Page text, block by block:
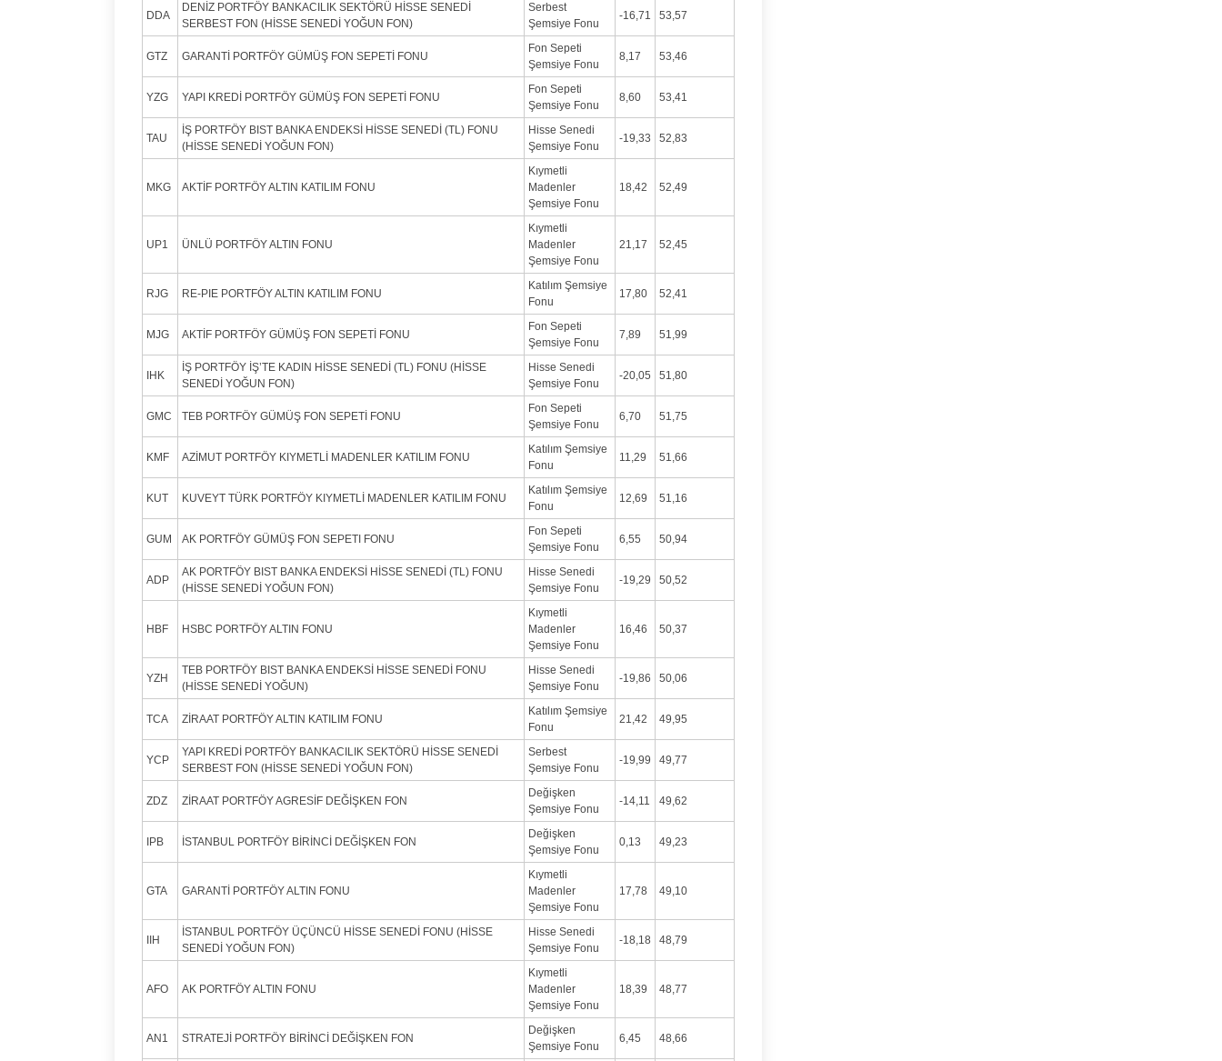
DDA
DENİZ PORTFÖY BANKACILIK SEKTÖRÜ HİSSE SENEDİ
SERBEST FON (HİSSE SENEDİ YOĞUN FON)
Serbest
Şemsiye Fonu
-16,71 53,57
GTZ GARANTİ PORTFÖY GÜMÜŞ FON SEPETİ FONU
Fon Sepeti
Şemsiye Fonu
8,17 53,46
YZG YAPI KREDİ PORTFÖY GÜMÜŞ FON SEPETİ FONU
Fon Sepeti
Şemsiye Fonu
8,60 53,41
TAU
İŞ PORTFÖY BIST BANKA ENDEKSİ HİSSE SENEDİ (TL) FONU
(HİSSE SENEDİ YOĞUN FON)
Hisse Senedi
Şemsiye Fonu
-19,33 52,83
MKG AKTİF PORTFÖY ALTIN KATILIM FONU
Kıymetli
Madenler
Şemsiye Fonu
18,42 52,49
UP1 ÜNLÜ PORTFÖY ALTIN FONU
Kıymetli
Madenler
Şemsiye Fonu
21,17 52,45
RJG RE-PIE PORTFÖY ALTIN KATILIM FONU
Katılım Şemsiye
Fonu
17,80 52,41
MJG AKTİF PORTFÖY GÜMÜŞ FON SEPETİ FONU
Fon Sepeti
Şemsiye Fonu
7,89 51,99
IHK
İŞ PORTFÖY İŞ’TE KADIN HİSSE SENEDİ (TL) FONU (HİSSE
SENEDİ YOĞUN FON)
Hisse Senedi
Şemsiye Fonu
-20,05 51,80
GMC TEB PORTFÖY GÜMÜŞ FON SEPETİ FONU
Fon Sepeti
Şemsiye Fonu
6,70 51,75
KMF AZİMUT PORTFÖY KIYMETLİ MADENLER KATILIM FONU
Katılım Şemsiye
Fonu
11,29 51,66
KUT KUVEYT TÜRK PORTFÖY KIYMETLİ MADENLER KATILIM FONU
Katılım Şemsiye
Fonu
12,69 51,16
GUM AK PORTFÖY GÜMÜŞ FON SEPETI FONU
Fon Sepeti
Şemsiye Fonu
6,55 50,94
ADP
AK PORTFÖY BIST BANKA ENDEKSİ HİSSE SENEDİ (TL) FONU
(HİSSE SENEDİ YOĞUN FON)
Hisse Senedi
Şemsiye Fonu
-19,29 50,52
HBF HSBC PORTFÖY ALTIN FONU
Kıymetli
Madenler
Şemsiye Fonu
16,46 50,37
YZH
TEB PORTFÖY BIST BANKA ENDEKSİ HİSSE SENEDİ FONU
(HİSSE SENEDİ YOĞUN)
Hisse Senedi
Şemsiye Fonu
-19,86 50,06
TCA ZİRAAT PORTFÖY ALTIN KATILIM FONU
Katılım Şemsiye
Fonu
21,42 49,95
YCP
YAPI KREDİ PORTFÖY BANKACILIK SEKTÖRÜ HİSSE SENEDİ
SERBEST FON (HİSSE SENEDİ YOĞUN FON)
Serbest
Şemsiye Fonu
-19,99 49,77
ZDZ ZİRAAT PORTFÖY AGRESİF DEĞİŞKEN FON
Değişken
Şemsiye Fonu
-14,11 49,62
IPB İSTANBUL PORTFÖY BİRİNCİ DEĞİŞKEN FON
Değişken
Şemsiye Fonu
0,13 49,23
GTA GARANTİ PORTFÖY ALTIN FONU
Kıymetli
Madenler
Şemsiye Fonu
17,78 49,10
IIH
İSTANBUL PORTFÖY ÜÇÜNCÜ HİSSE SENEDİ FONU (HİSSE
SENEDİ YOĞUN FON)
Hisse Senedi
Şemsiye Fonu
-18,18 48,79
AFO AK PORTFÖY ALTIN FONU
Kıymetli
Madenler
Şemsiye Fonu
18,39 48,77
AN1 STRATEJİ PORTFÖY BİRİNCİ DEĞİŞKEN FON
Değişken
Şemsiye Fonu
6,45 48,66